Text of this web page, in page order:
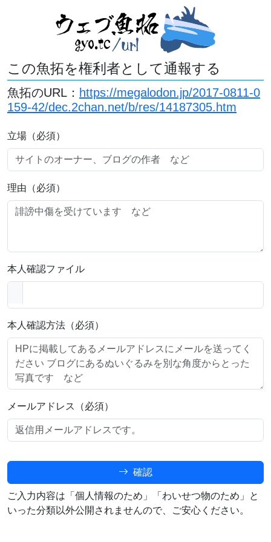
この魚拓を権利者として通報する
魚拓のURL： https://megalodon.jp/2017-0811-0
159-42/dec.2chan.net/b/res/14187305.htm
立場（必須）
理由（必須）
本人確認ファイル
本人確認方法（必須）
メールアドレス（必須）
確認
ご入力内容は「個人情報のため」「わいせつ物のため」と
いった分類以外公開されませんので、ご安心ください。